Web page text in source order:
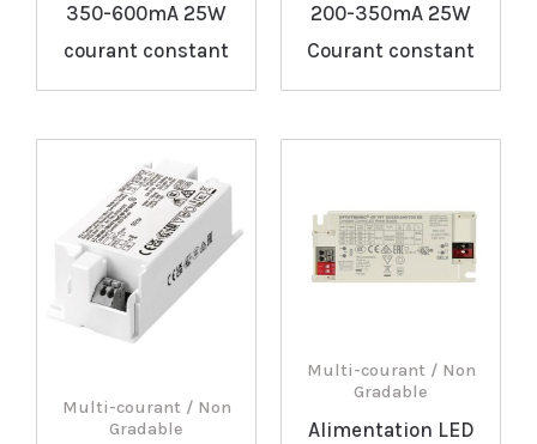
350-600mA 25W
courant constant
200-350mA 25W
Courant constant
Multi-courant / Non
Gradable
Multi-courant / Non
Gradable
Alimentation LED